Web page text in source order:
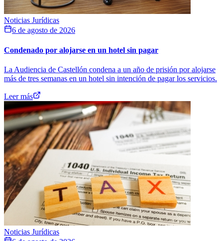
Noticias Jurídicas
6 de agosto de 2026
Condenado por alojarse en un hotel sin pagar
La Audiencia de Castellón condena a un año de prisión por alojarse
más de tres semanas en un hotel sin intención de pagar los servicios.
Leer más
Noticias Jurídicas